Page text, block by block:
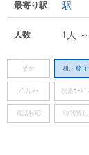
最寄り駅 駅
人数 1人
受付 机・椅子
ﾌﾟﾘﾝﾀｰ 秘書ｻｰﾋﾞ
電話対応 時間貸し